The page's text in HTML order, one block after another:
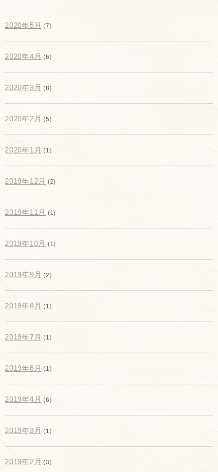
2020年5月 (7)
2020年4月 (6)
2020年3月 (8)
2020年2月 (5)
2020年1月 (1)
2019年12月 (2)
2019年11月 (1)
2019年10月 (1)
2019年9月 (2)
2019年8月 (1)
2019年7月 (1)
2019年6月 (1)
2019年4月 (6)
2019年3月 (1)
2019年2月 (3)